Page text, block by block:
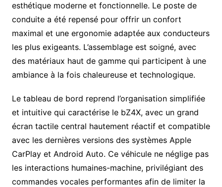
esthétique moderne et fonctionnelle. Le poste de
conduite a été repensé pour offrir un confort
maximal et une ergonomie adaptée aux conducteurs
les plus exigeants. L’assemblage est soigné, avec
des matériaux haut de gamme qui participent à une
ambiance à la fois chaleureuse et technologique.
Le tableau de bord reprend l’organisation simplifiée
et intuitive qui caractérise le bZ4X, avec un grand
écran tactile central hautement réactif et compatible
avec les dernières versions des systèmes Apple
CarPlay et Android Auto. Ce véhicule ne néglige pas
les interactions humaines-machine, privilégiant des
commandes vocales performantes afin de limiter la